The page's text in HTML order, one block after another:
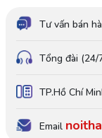
Tư vấn bán
Tổng đài (24/
TP.Hồ Chí
Email